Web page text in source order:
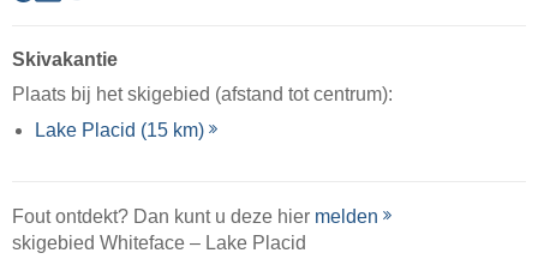
Skivakantie
Plaats bij het skigebied (afstand tot centrum):
Lake Placid (15 km)
Fout ontdekt? Dan kunt u deze hier melden
skigebied Whiteface – Lake Placid